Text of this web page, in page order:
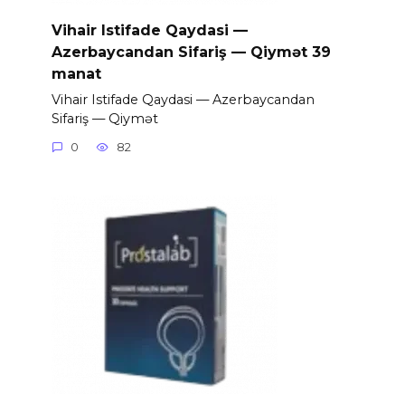
Vihair Istifade Qaydasi —
Azerbaycandan Sifariş — Qiymət 39
manat
Vihair Istifade Qaydasi — Azerbaycandan
Sifariş — Qiymət
0 82